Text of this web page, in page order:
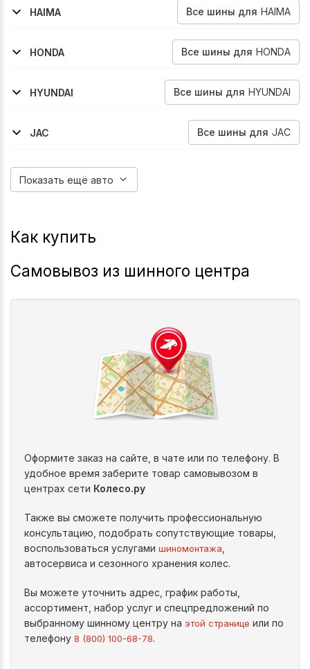
HAIMA
Все шины для HAIMA
2012-2020
HONDA
Все шины для HONDA
2002-2006
HYUNDAI
Все шины для HYUNDAI
2008-2017
2017-2022
2013-2016
2010-2013
2015-2018
2017-2022
2008-2017
2017-2022
JAC
Все шины для JAC
Показать ещё авто
Как купить
Самовывоз из шинного центра
Оформите заказ на сайте, в чате или по телефону. В
удобное время заберите товар самовывозом в
центрах сети Колесо.ру
Также вы сможете получить профессиональную
консультацию, подобрать сопутствующие товары,
воспользоваться услугами шиномонтажа
автосервиса и сезонного хранения колес.
Вы можете уточнить адрес, график работы,
ассортимент, набор услуг и спецпредложений по
выбранному шинному центру на этой странице или по
телефону 8 (800) 100-68-78.